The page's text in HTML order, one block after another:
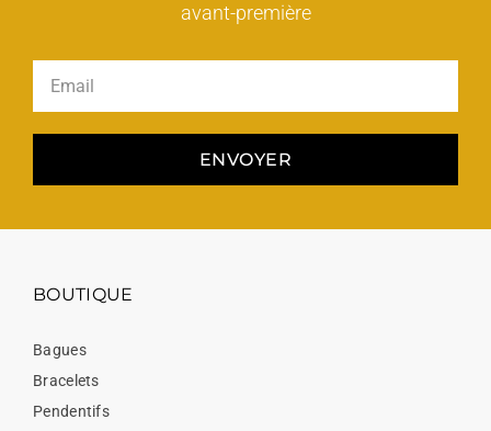
avant-première
ENVOYER
BOUTIQUE
Bagues
Bracelets
Pendentifs